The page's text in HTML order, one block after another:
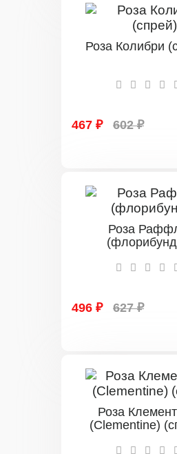
Роза Колибри
467 ₽ 602 ₽
Роза
496 ₽ 627 ₽
Роза
(Clementine)